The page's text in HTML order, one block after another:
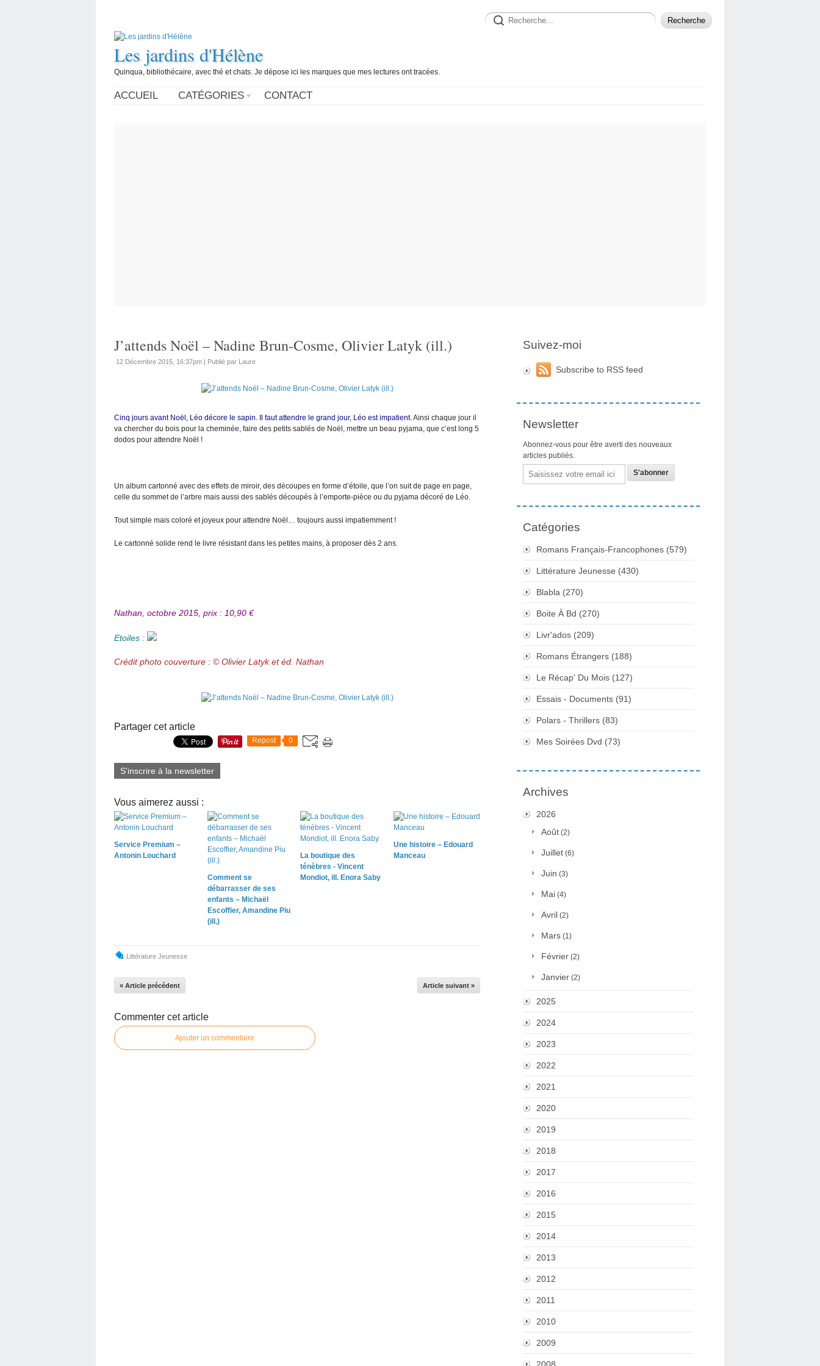
Les jardins d'Hélène
Quinqua, bibliothécaire, avec thé et chats. Je dépose ici les marques que mes lectures ont tracées.
ACCUEIL CATÉGORIES CONTACT
J’attends Noël – Nadine Brun-Cosme, Olivier Latyk (ill.)
12 Décembre 2015, 16:37pm | Publié par Laure
Cinq jours avant Noël, Léo décore le sapin. Il faut attendre le grand jour, Léo est impatient.Ainsi chaque jour il
va chercher du bois pour la cheminée, faire des petits sablés de Noël, mettre un beau pyjama, que c’est long 5
dodos pour attendre Noël !
Un album cartonné avec des effets de miroir, des découpes en forme d’étoile, que l’on suit de page en page,
celle du sommet de l’arbre mais aussi des sablés découpés à l’emporte-pièce ou du pyjama décoré de Léo.
Tout simple mais coloré et joyeux pour attendre Noël… toujours aussi impatiemment !
Le cartonné solide rend le livre résistant dans les petites mains, à proposer dès 2 ans.
Nathan, octobre 2015, prix : 10,90 €
Etoiles :
Crédit photo couverture : © Olivier Latyk et éd. Nathan
Partager cet article
Repost 0
S'inscrire à la newsletter
Vous aimerez aussi :
Service Premium –
Antonin Louchard
Comment se
débarrasser de ses
enfants – Michaël
Escoffier, Amandine Piu
(ill.)
La boutique des
ténèbres - Vincent
Mondiot, ill. Enora Saby
Une histoire – Edouard
Manceau
Littérature Jeunesse
« Article précédent Article suivant »
Commenter cet article
Ajouter un commentaire
Suivez-moi
Subscribe to RSS feed
Newsletter
Abonnez-vous pour être averti des nouveaux
articles publiés.
Email
Catégories
Romans Français-Francophones (579)
Littérature Jeunesse (430)
Blabla (270)
Boite À Bd (270)
Livr'ados (209)
Romans Étrangers (188)
Le Récap' Du Mois (127)
Essais - Documents (91)
Polars - Thrillers (83)
Mes Soirées Dvd (73)
Archives
2026
Août (2)
Juillet (6)
Juin (3)
Mai (4)
Avril (2)
Mars (1)
Février (2)
Janvier (2)
2025
2024
2023
2022
2021
2020
2019
2018
2017
2016
2015
2014
2013
2012
2011
2010
2009